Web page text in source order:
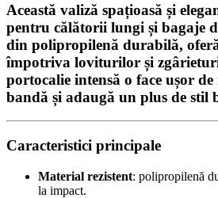
Această valiză spațioasă și
pentru călătorii lungi și bagaje
din polipropilenă durabilă,
împotriva loviturilor și
portocalie intensă o face ușor
bandă și adaugă un plus de stil
Caracteristici principale
Material rezistent: polipropilenă
la impact.